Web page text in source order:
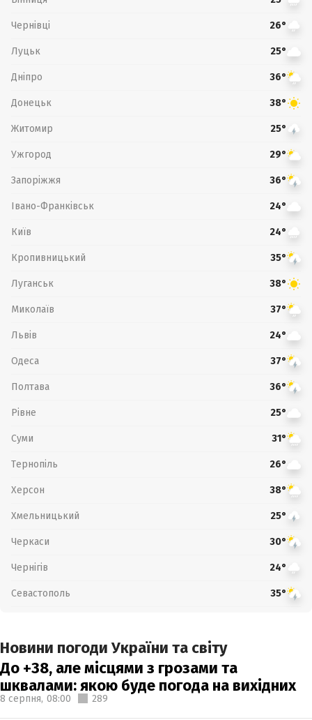
Чернівці 26°
Луцьк 25°
Дніпро 36°
Донецьк 38°
Житомир 25°
Ужгород 29°
Запоріжжя 36°
Івано-Франківськ 24°
Київ 24°
Кропивницький 35°
Луганськ 38°
Миколаїв 37°
Львів 24°
Одеса 37°
Полтава 36°
Рівне 25°
Суми 31°
Тернопіль 26°
Херсон 38°
Хмельницький 25°
Черкаси 30°
Чернігів 24°
Севастополь 35°
Новини погоди України та світу
До +38, але місцями з грозами та
шквалами: якою буде погода на вихідних
8 серпня, 08:00 289